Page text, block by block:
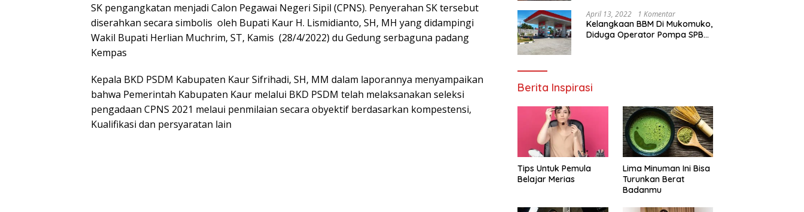
SK pengangkatan menjadi Calon Pegawai Negeri Sipil (CPNS). Penyerahan SK tersebut
diserahkan secara simbolis oleh Bupati Kaur H. Lismidianto, SH, MH yang didampingi
Wakil Bupati Herlian Muchrim, ST, Kamis (28/4/2022) du Gedung serbaguna padang
Kempas
Kepala BKD PSDM Kabupaten Kaur Sifrihadi, SH, MM dalam laporannya menyampaikan
bahwa Pemerintah Kabupaten Kaur melalui BKD PSDM telah melaksanakan seleksi
pengadaan CPNS 2021 melaui penmilaian secara obyektif berdasarkan kompestensi,
Kualifikasi dan persyaratan lain
April 13, 2022 1 Komentar
Kelangkaan BBM Di Mukomuko,
Diduga Operator Pompa SPBU
Berita Inspirasi
Tips Untuk Pemula
Belajar Merias
Lima Minuman Ini Bisa
Turunkan Berat
Badanmu